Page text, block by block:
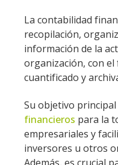
La contabilidad
recopilación,
información de la
organización, con
cuantificado y
Su objetivo
financieros para la
empresariales y
inversores u otros